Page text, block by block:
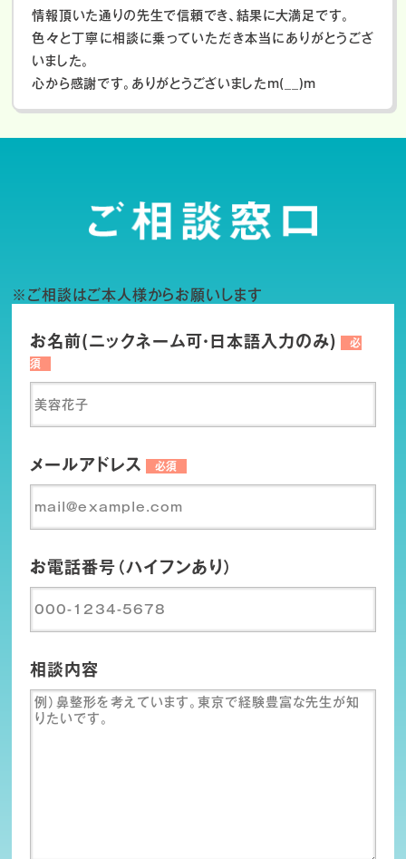
情報頂いた通りの先生で信頼でき、結果に大満足です。
色々と丁寧に相談に乗っていただき本当にありがとうござ
いました。
心から感謝です。ありがとうございましたm(__)m
※ご相談はご本人様からお願いします
お名前(ニックネーム可・日本語入力のみ)
必
須
メールアドレス 必須
お電話番号（ハイフンあり）
相談内容